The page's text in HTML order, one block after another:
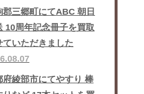
郡三郷町にてABC 朝日
10周年記念冊子を買取
ていただきました
府綾部市にてやすり 棒